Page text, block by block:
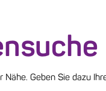
Geben Sie dazu